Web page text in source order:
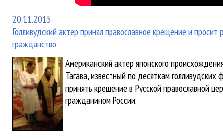
20.11.2015
Голливудский актер принял православное крещение и просит
гражданство
Американский актер японского
Тагава, известный по десяткам голливудских
принять крещение в Русской православной
гражданином России.